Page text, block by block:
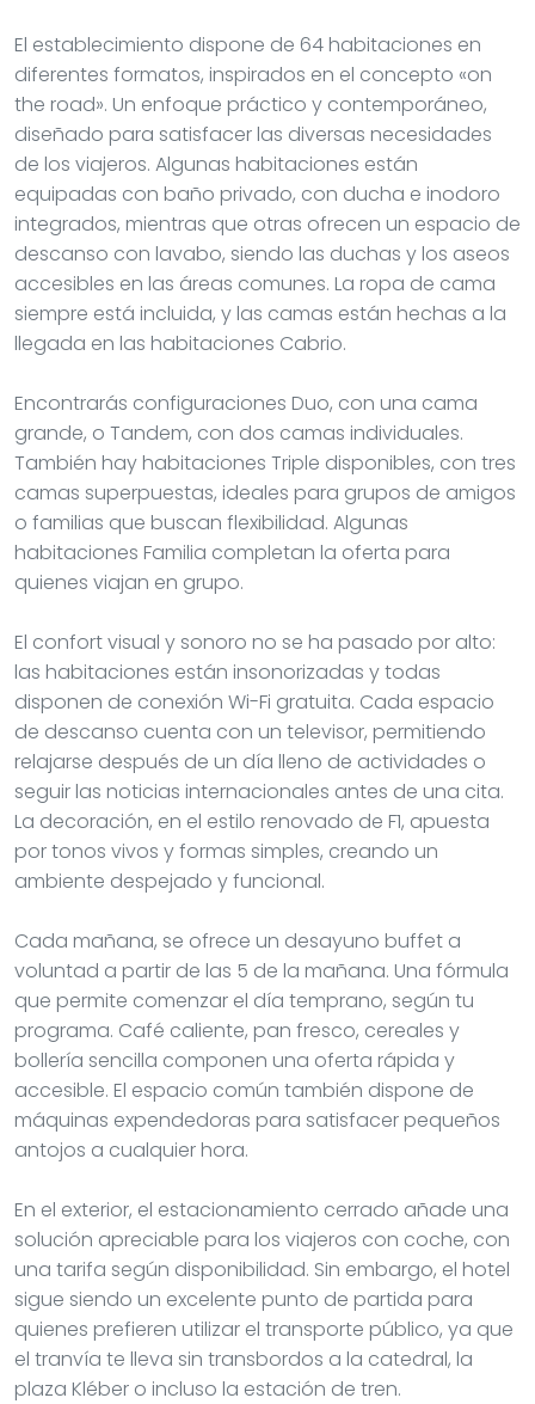
El establecimiento dispone de 64 habitaciones en
diferentes formatos, inspirados en el concepto «on
the road». Un enfoque práctico y contemporáneo,
diseñado para satisfacer las diversas necesidades
de los viajeros. Algunas habitaciones están
equipadas con baño privado, con ducha e inodoro
integrados, mientras que otras ofrecen un espacio de
descanso con lavabo, siendo las duchas y los aseos
accesibles en las áreas comunes. La ropa de cama
siempre está incluida, y las camas están hechas a la
llegada en las habitaciones Cabrio.
Encontrarás configuraciones Duo, con una cama
grande, o Tandem, con dos camas individuales.
También hay habitaciones Triple disponibles, con tres
camas superpuestas, ideales para grupos de amigos
o familias que buscan flexibilidad. Algunas
habitaciones Familia completan la oferta para
quienes viajan en grupo.
El confort visual y sonoro no se ha pasado por alto:
las habitaciones están insonorizadas y todas
disponen de conexión Wi-Fi gratuita. Cada espacio
de descanso cuenta con un televisor, permitiendo
relajarse después de un día lleno de actividades o
seguir las noticias internacionales antes de una cita.
La decoración, en el estilo renovado de F1, apuesta
por tonos vivos y formas simples, creando un
ambiente despejado y funcional.
Cada mañana, se ofrece un desayuno buffet a
voluntad a partir de las 5 de la mañana. Una fórmula
que permite comenzar el día temprano, según tu
programa. Café caliente, pan fresco, cereales y
bollería sencilla componen una oferta rápida y
accesible. El espacio común también dispone de
máquinas expendedoras para satisfacer pequeños
antojos a cualquier hora.
En el exterior, el estacionamiento cerrado añade una
solución apreciable para los viajeros con coche, con
una tarifa según disponibilidad. Sin embargo, el hotel
sigue siendo un excelente punto de partida para
quienes prefieren utilizar el transporte público, ya que
el tranvía te lleva sin transbordos a la catedral, la
plaza Kléber o incluso la estación de tren.